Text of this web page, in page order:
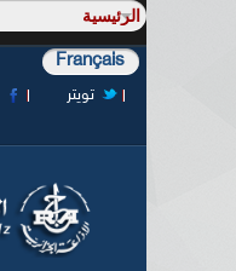
Français
تويتر